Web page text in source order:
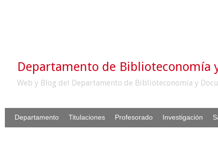
Departamento de Biblioteconomía
Web y Blog del Departamento de Biblioteconomía y
Departamento Titulaciones Profesorado Investigación